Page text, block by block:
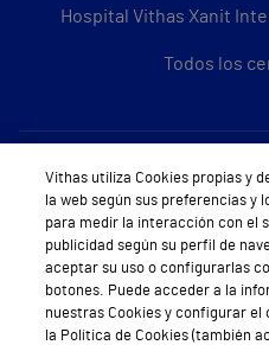
Hospital Vithas Xanit
Todos los
Sobre
Quiénes
Trabajar
Teléfono
Vithas utiliza Cookies propias y
la web según sus preferencias y
para medir la interacción con el
publicidad según su perfil de
aceptar su uso o configurarlas
botones. Puede acceder a la
nuestras Cookies y configurar
la Política de Cookies (también